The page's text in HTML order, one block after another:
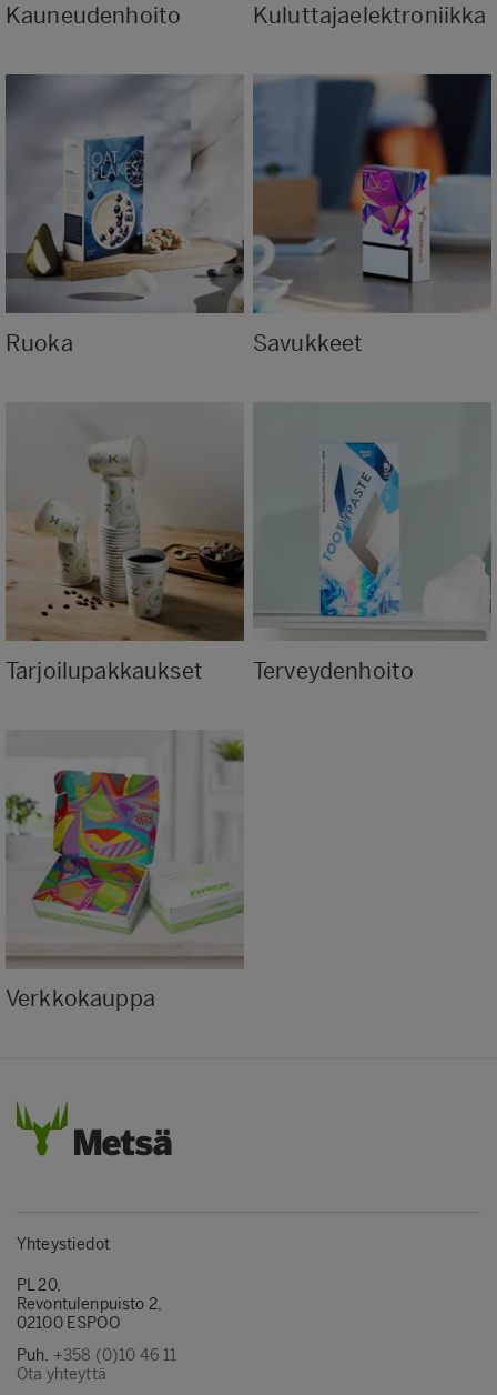
Kauneudenhoito Kuluttajaelektroniikka
Ruoka Savukkeet
Tarjoilupakkaukset Terveydenhoito
Verkkokauppa
Yhteystiedot
PL 20,
Revontulenpuisto 2,
02100 ESPOO
Puh. +358 (0)10 46 11
Ota yhteyttä